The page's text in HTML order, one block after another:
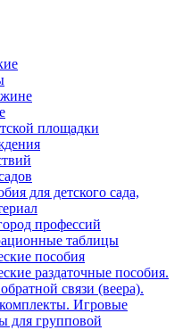
площадки
для детского сада,
профессий
таблицы
пособия
раздаточные пособия.
связи (веера).
Игровые
для групповой